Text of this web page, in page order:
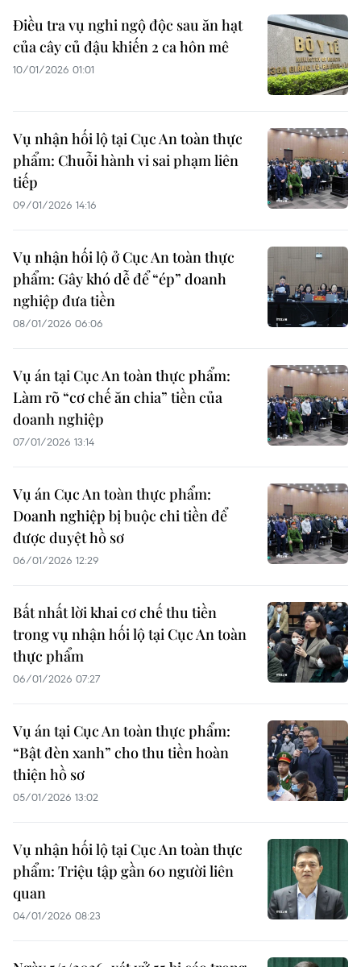
Điều tra vụ nghi ngộ độc sau ăn hạt
của cây củ đậu khiến 2 ca hôn mê
10/01/2026 01:01
Vụ nhận hối lộ tại Cục An toàn thực
phẩm: Chuỗi hành vi sai phạm liên
tiếp
09/01/2026 14:16
Vụ nhận hối lộ ở Cục An toàn thực
phẩm: Gây khó dễ để “ép” doanh
nghiệp đưa tiền
08/01/2026 06:06
Vụ án tại Cục An toàn thực phẩm:
Làm rõ “cơ chế ăn chia” tiền của
doanh nghiệp
07/01/2026 13:14
Vụ án Cục An toàn thực phẩm:
Doanh nghiệp bị buộc chi tiền để
được duyệt hồ sơ
06/01/2026 12:29
Bất nhất lời khai cơ chế thu tiền
trong vụ nhận hối lộ tại Cục An toàn
thực phẩm
06/01/2026 07:27
Vụ án tại Cục An toàn thực phẩm:
“Bật đèn xanh” cho thu tiền hoàn
thiện hồ sơ
05/01/2026 13:02
Vụ nhận hối lộ tại Cục An toàn thực
phẩm: Triệu tập gần 60 người liên
quan
04/01/2026 08:23